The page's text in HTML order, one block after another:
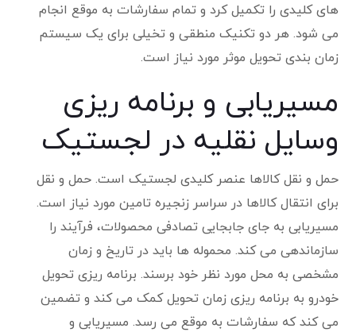
های کلیدی را تکمیل کرد و تمام سفارشات به موقع انجام
می شود. هر دو تکنیک منطقی و تخیلی برای یک سیستم
زمان بندی تحویل موثر مورد نیاز است.
مسیریابی و برنامه ریزی
وسایل نقلیه در لجستیک
حمل و نقل کالاها عنصر کلیدی لجستیک است. حمل و نقل
برای انتقال کالاها در سراسر زنجیره تامین مورد نیاز است.
مسیریابی به جای جابجایی تصادفی محصولات، فرآیند را
سازماندهی می کند. محموله ها باید در تاریخ و زمان
مشخصی به محل مورد نظر خود برسند. برنامه ریزی تحویل
خودرو به برنامه ریزی زمان تحویل کمک می کند و تضمین
می کند که سفارشات به موقع می رسد. مسیریابی و